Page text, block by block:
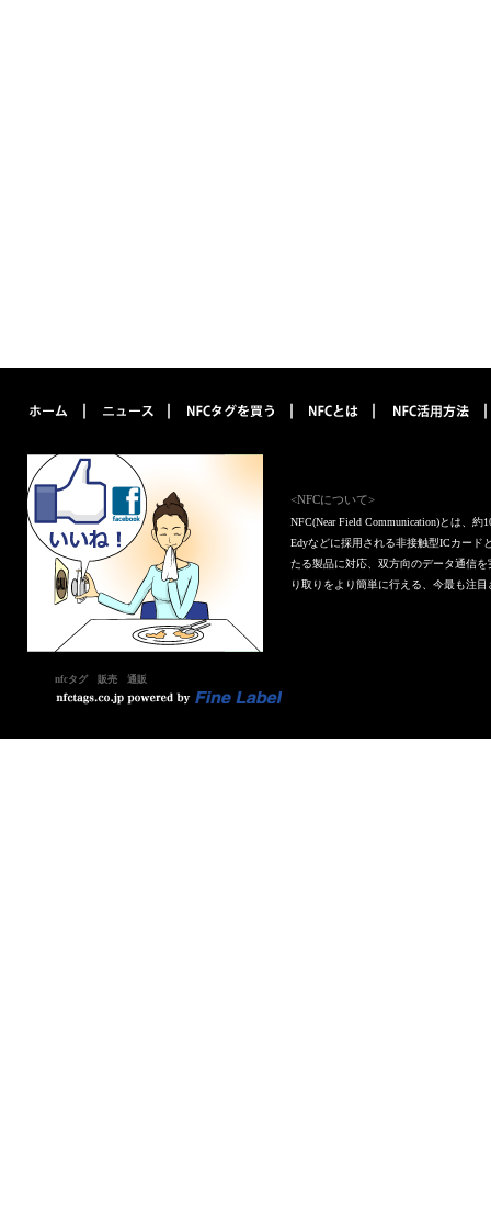
<NFCについて>
NFC(Near Field Communication)とは、
Edyなどに採用される非接触型ICカード
たる製品に対応、双方向のデータ通信
り取りをより簡単に行える、今最も注
nfcタグ 販売 通販